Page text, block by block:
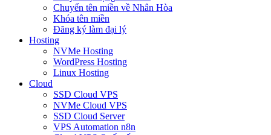
Chuyển tên miền về Nhân Hòa
Khóa tên miền
Đăng ký làm đại lý
Hosting
NVMe Hosting
WordPress Hosting
Linux Hosting
Cloud
SSD Cloud VPS
NVMe Cloud VPS
SSD Cloud Server
VPS Automation n8n